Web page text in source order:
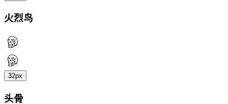
火烈鸟
32px
头骨